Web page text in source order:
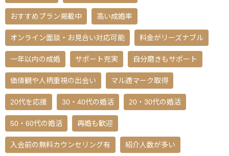
おすすめプラン掲載中 高い成婚率
オンライン面談・お見合い対応可能 料金がリーズナブル
一年以内の成婚 サポート充実 自分磨きもサポート
価値観や人柄重視の出会い マル適マーク取得
20代を応援 30・40代の婚活 20・30代の婚活
50・60代の婚活 再婚も歓迎
入会前の無料カウンセリング有 紹介人数が多い